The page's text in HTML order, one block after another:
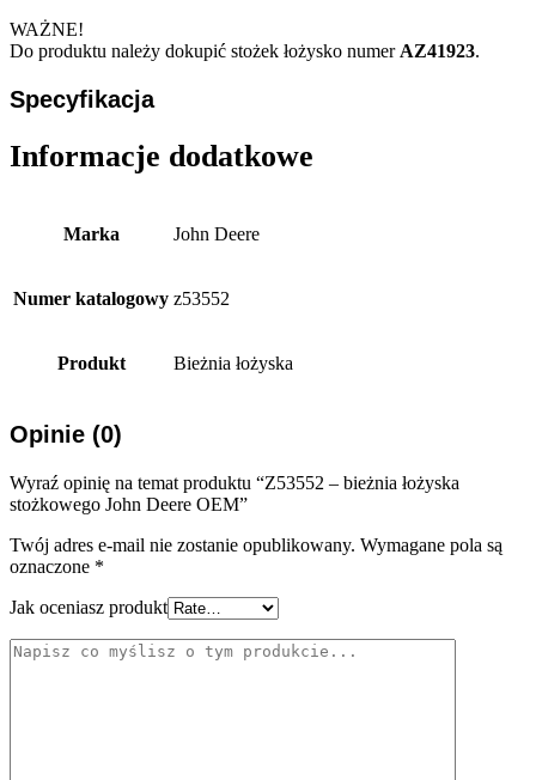
WAŻNE!
Do produktu należy dokupić stożek łożysko numer AZ41923.
Specyfikacja
Informacje dodatkowe
Marka John Deere
Numer katalogowy z53552
Produkt Bieżnia łożyska
Opinie (0)
Wyraź opinię na temat produktu “Z53552 – bieżnia łożyska
stożkowego John Deere OEM”
Twój adres e-mail nie zostanie opublikowany. Wymagane pola są
oznaczone *
Jak oceniasz produkt